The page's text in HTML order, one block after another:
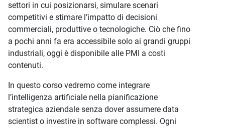
settori in cui posizionarsi, simulare scenari
competitivi e stimare l’impatto di decisioni
commerciali, produttive o tecnologiche. Ciò che fino
a pochi anni fa era accessibile solo ai grandi gruppi
industriali, oggi è disponibile alle PMI a costi
contenuti.
In questo corso vedremo come integrare
l’intelligenza artificiale nella pianificazione
strategica aziendale senza dover assumere data
scientist o investire in software complessi. Ogni